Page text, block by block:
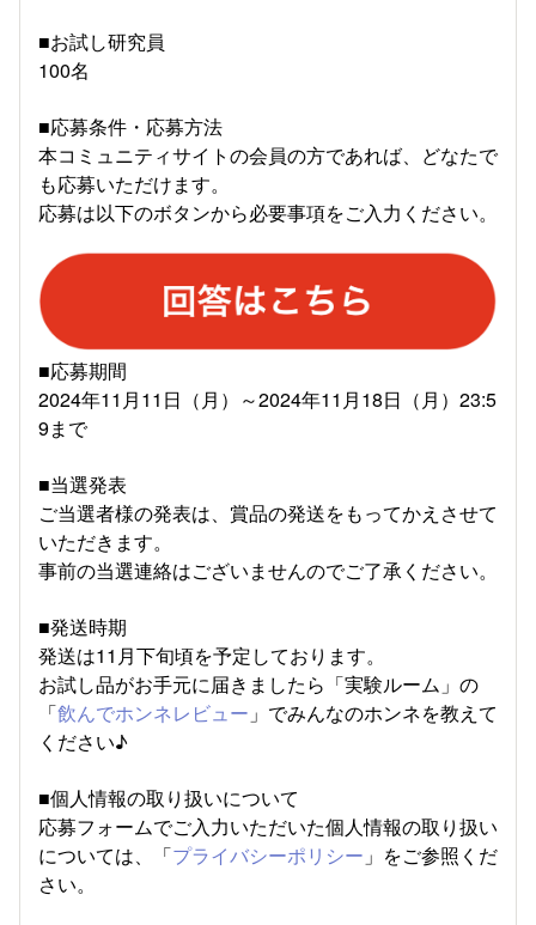
■お試し研究員
100名
■応募条件・応募方法
本コミュニティサイトの会員の方であれば、どなたで
も応募いただけます。
応募は以下のボタンから必要事項をご入力ください。
■応募期間
2024年11月11日（月）～2024年11月18日（月）23:5
9まで
■当選発表
ご当選者様の発表は、賞品の発送をもってかえさせて
いただきます。
事前の当選連絡はございませんのでご了承ください。
■発送時期
発送は11月下旬頃を予定しております。
お試し品がお手元に届きましたら「実験ルーム」の
「飲んでホンネレビュー 」でみんなのホンネを教えて
ください♪
■個人情報の取り扱いについて
応募フォームでご入力いただいた個人情報の取り扱い
については、「プライバシーポリシー 」をご参照くだ
さい。